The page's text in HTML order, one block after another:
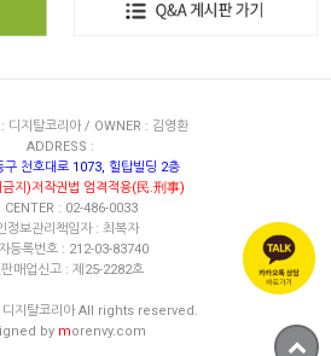
디지탈코리아 / OWNER : 김영환
ADDRESS :
구 천호대로 1073, 힐탑빌딩 2층
지)저작권법 엄격적용(民.刑事)
CENTER : 02-486-0033
정보관리책임자 : 최복자
등록번호 : 212-03-83740
매업신고 : 제25-2282호
지탈코리아 All rights reserved.
by morenvy.com